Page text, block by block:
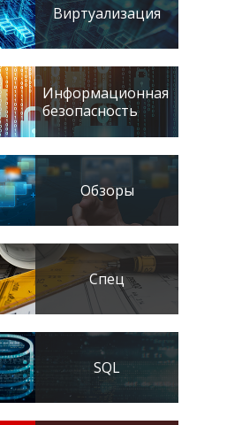
Виртуализация
Информационная
безопасность
Обзоры
Спец
SQL